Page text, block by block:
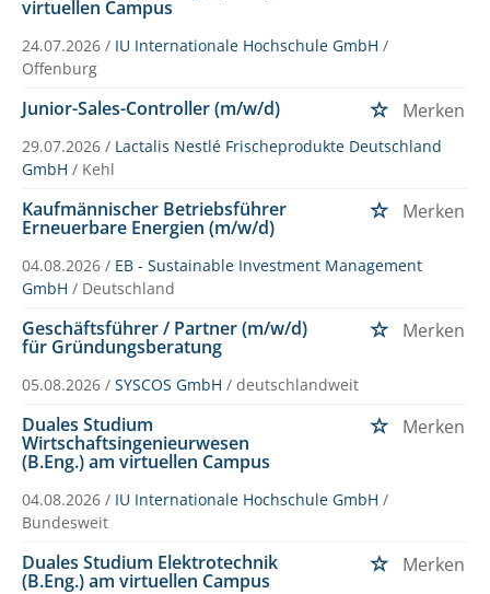
virtuellen Campus
24.07.2026 / IU Internationale Hochschule GmbH /
Offenburg
Junior-Sales-Controller (m/w/d) Merken
29.07.2026 / Lactalis Nestlé Frischeprodukte Deutschland
GmbH / Kehl
Kaufmännischer Betriebsführer
Erneuerbare Energien (m/w/d)
Merken
04.08.2026 / EB - Sustainable Investment Management
GmbH / Deutschland
Geschäftsführer / Partner (m/w/d)
für Gründungsberatung
Merken
05.08.2026 / SYSCOS GmbH / deutschlandweit
Duales Studium
Wirtschaftsingenieurwesen
(B.Eng.) am virtuellen Campus
Merken
04.08.2026 / IU Internationale Hochschule GmbH /
Bundesweit
Duales Studium Elektrotechnik
(B.Eng.) am virtuellen Campus
Merken